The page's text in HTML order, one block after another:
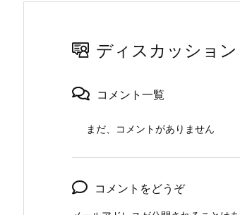
ディスカッション
コメント一覧
まだ、コメントがありません
コメントをどうぞ